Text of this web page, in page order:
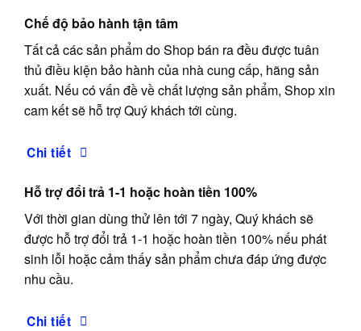
Chế độ bảo hành tận tâm
Tất cả các sản phẩm do Shop bán ra đều được tuân
thủ điều kiện bảo hành của nhà cung cấp, hãng sản
xuất. Nếu có vấn đề về chất lượng sản phẩm, Shop xin
cam kết sẽ hỗ trợ Quý khách tới cùng.
Chi tiết
Hỗ trợ đổi trả 1-1 hoặc hoàn tiền 100%
Với thời gian dùng thử lên tới 7 ngày, Quý khách sẽ
được hỗ trợ đổi trả 1-1 hoặc hoàn tiền 100% nếu phát
sinh lỗi hoặc cảm thấy sản phẩm chưa đáp ứng được
nhu cầu.
Chi tiết